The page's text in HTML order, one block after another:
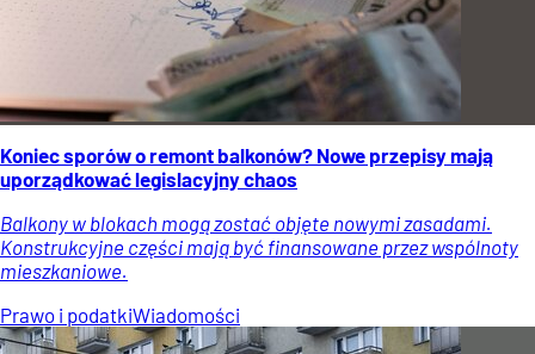
Koniec sporów o remont balkonów? Nowe przepisy mają
uporządkować legislacyjny chaos
Balkony w blokach mogą zostać objęte nowymi zasadami.
Konstrukcyjne części mają być finansowane przez wspólnoty
mieszkaniowe.
Prawo i podatkiWiadomości